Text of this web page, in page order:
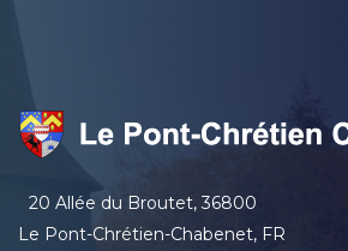
20 Allée du Broutet, 36800
Le Pont-Chrétien-Chabenet, FR